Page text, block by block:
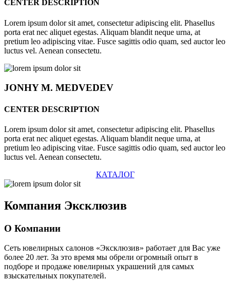
CENTER DESCRIPTION
Lorem ipsum dolor sit amet, consectetur adipiscing elit. Phasellus
porta erat nec aliquet egestas. Aliquam blandit neque urna, at
pretium leo adipiscing vitae. Fusce sagittis odio quam, sed auctor leo
luctus vel. Aenean consectetu.
JONHYM. MEDVEDEV
CENTER DESCRIPTION
Lorem ipsum dolor sit amet, consectetur adipiscing elit. Phasellus
porta erat nec aliquet egestas. Aliquam blandit neque urna, at
pretium leo adipiscing vitae. Fusce sagittis odio quam, sed auctor leo
luctus vel. Aenean consectetu.
КАТАЛОГ
Компания Эксклюзив
О Компании
Сеть ювелирных салонов «Эксклюзив» работает для Вас уже
более 20 лет. За это время мы обрели огромный опыт в
подборе и продаже ювелирных украшений для самых
взыскательных покупателей.